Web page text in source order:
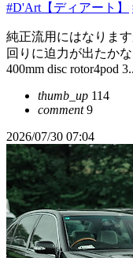
#D'Art【ディアート】
純正流用にはなりま
回りに迫力が出たか
400mm disc rotor4pod
thumb_up 114
comment9
2026/07/30 07:04